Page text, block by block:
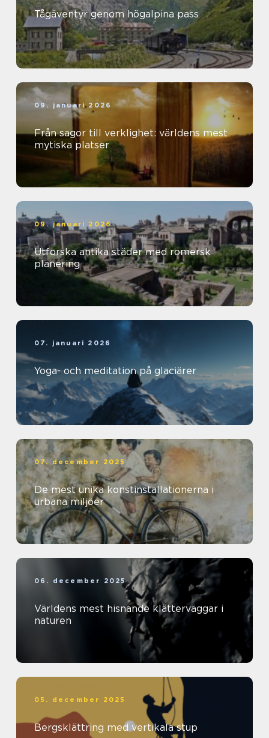
Tågäventyr genom högalpina pass
09. januari 2026
Från sagor till verklighet: världens mest
mytiska platser
09. januari 2026
Utforska antika städer med romersk
planering
07. januari 2026
Yoga- och meditation på glaciärer
07. december 2025
De mest unika konstinstallationerna i
urbana miljöer
06. december 2025
Världens mest hisnande klätterväggar i
naturen
05. december 2025
Bergsklättring med vertikala stup